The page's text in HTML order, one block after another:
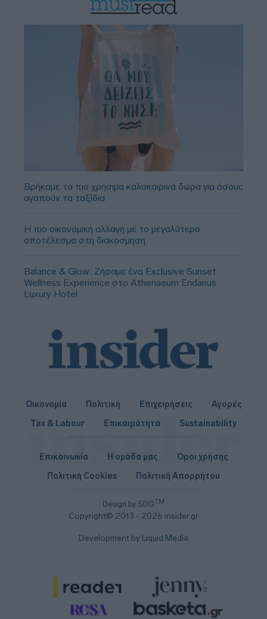
Βρήκαμε τα πιο χρήσιμα καλοκαιρινά δώρα για όσους
αγαπούν τα ταξίδια
Η πιο οικονομική αλλαγή με το μεγαλύτερο
αποτέλεσμα στη διακόσμηση
Balance & Glow: Ζήσαμε ένα Exclusive Sunset
Wellness Experience στο Athenaeum Eridanus
Luxury Hotel
Οικονομία Πολιτική Επιχειρήσεις
Αγορές
Tax & Labour
Επικαιρότητα Sustainability
Design by SDGTM
Copyright© 2013 - 2026 insider.gr
Επικοινωνία Η ομάδα μας
Όροι χρήσης
Πολιτική Cookies
Πολιτική Απορρήτου
Development by Liquid Media